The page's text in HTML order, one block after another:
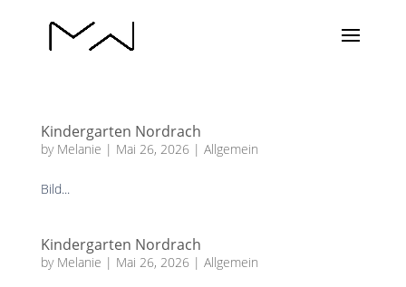
Kindergarten Nordrach
by Melanie | Mai 26, 2026| Allgemein
Bild...
Kindergarten Nordrach
by Melanie | Mai 26, 2026| Allgemein